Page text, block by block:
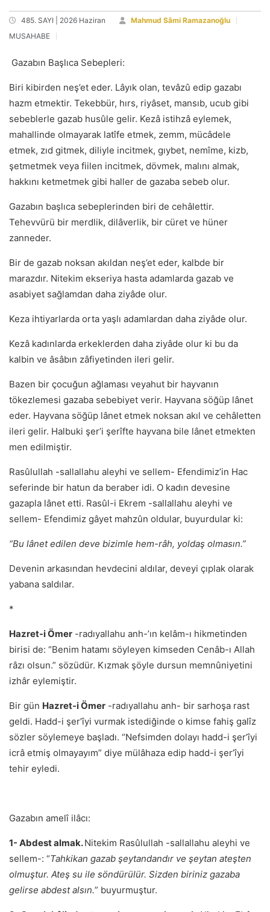
485. SAYI | 2026 Haziran
Mahmud Sâmi Ramazanoğlu
MUSAHABE
Gazabın Başlıca Sebepleri:
Biri kibirden neş’et eder. Lâyık olan, tevâzû edip gazabı
hazm etmektir. Tekebbür, hırs, riyâset, mansıb, ucub gibi
sebeblerle gazab husûle gelir. Kezâ istihzâ eylemek,
mahallinde olmayarak latîfe etmek, zemm, mücâdele
etmek, zıd gitmek, diliyle incitmek, gıybet, nemîme, kizb,
şetmetmek veya fiilen incitmek, dövmek, malını almak,
hakkını ketmetmek gibi haller de gazaba sebeb olur.
Gazabın başlıca sebeplerinden biri de cehâlettir.
Tehevvürü bir merdlik, dilâverlik, bir cüret ve hüner
zanneder.
Bir de gazab noksan akıldan neş’et eder, kalbde bir
marazdır. Nitekim ekseriya hasta adamlarda gazab ve
asabiyet sağlamdan daha ziyâde olur.
Keza ihtiyarlarda orta yaşlı adamlardan daha ziyâde olur.
Kezâ kadınlarda erkeklerden daha ziyâde olur ki bu da
kalbin ve âsâbın zâfiyetinden ileri gelir.
Bazen bir çocuğun ağlaması veyahut bir hayvanın
tökezlemesi gazaba sebebiyet verir. Hayvana söğüp lânet
eder. Hayvana söğüp lânet etmek noksan akıl ve cehâletten
ileri gelir. Halbuki şer’i şerîfte hayvana bile lânet etmekten
men edilmiştir.
Rasûlullah -sallallahu aleyhi ve sellem- Efendimiz’in Hac
seferinde bir hatun da beraber idi. O kadın devesine
gazapla lânet etti. Rasûl-i Ekrem -sallallahu aleyhi ve
sellem- Efendimiz gâyet mahzûn oldular, buyurdular ki:
“Bu lânet edilen deve bizimle hem-râh, yoldaş olmasın.”
Devenin arkasından hevdecini aldılar, deveyi çıplak olarak
yabana saldılar.
*
Hazret-i Ömer -radıyallahu anh-’ın kelâm-ı hikmetinden
birisi de: “Benim hatamı söyleyen kimseden Cenâb-ı Allah
râzı olsun.” sözüdür. Kızmak şöyle dursun memnûniyetini
izhâr eylemiştir.
Bir gün Hazret-i Ömer -radıyallahu anh- bir sarhoşa rast
geldi. Hadd-i şer’îyi vurmak istediğinde o kimse fahiş galîz
sözler söylemeye başladı. “Nefsimden dolayı hadd-i şer’îyi
icrâ etmiş olmayayım” diye mülâhaza edip hadd-i şer’îyi
tehir eyledi.
Gazabın amelî ilâcı:
1- Abdest almak.Nitekim Rasûlullah -sallallahu aleyhi ve
sellem-: “Tahkikan gazab şeytandandır ve şeytan ateşten
olmuştur. Ateş su ile söndürülür. Sizden biriniz gazaba
gelirse abdest alsın.” buyurmuştur.